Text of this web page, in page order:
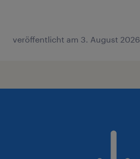
veröffentlicht am 3. August 2026